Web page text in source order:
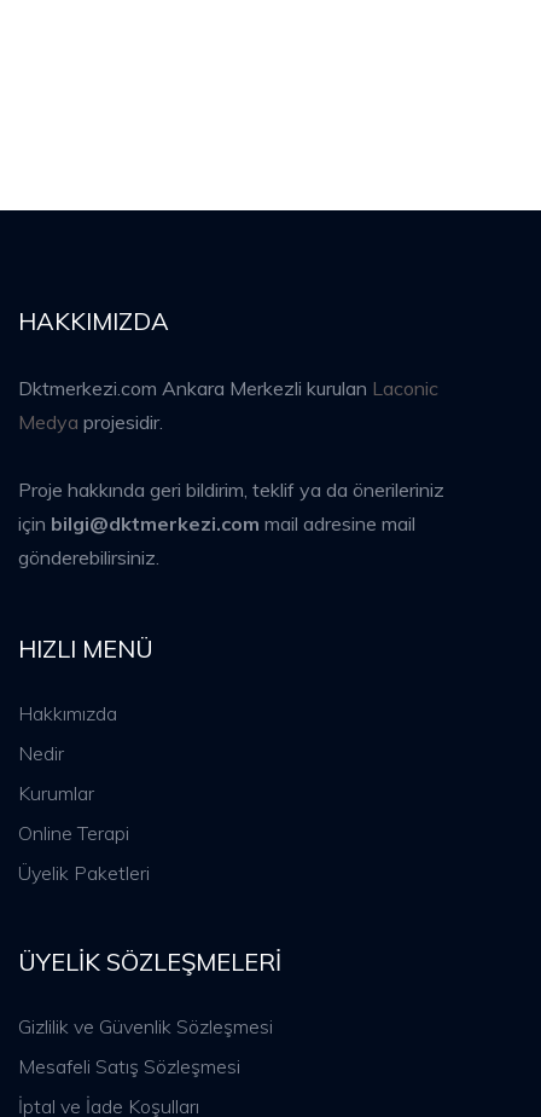
HAKKIMIZDA
Dktmerkezi.com Ankara Merkezli kurulan Laconic
Medya projesidir.
Proje hakkında geri bildirim, teklif ya da önerileriniz
için bilgi@dktmerkezi.com mail adresine mail
gönderebilirsiniz.
HIZLI MENÜ
Hakkımızda
Nedir
Kurumlar
Online Terapi
Üyelik Paketleri
ÜYELIK SÖZLEŞMELERI
Gizlilik ve Güvenlik Sözleşmesi
Mesafeli Satış Sözleşmesi
İptal ve İade Koşulları